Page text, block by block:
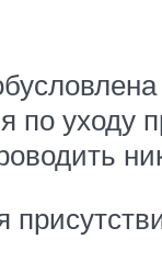
по уходу